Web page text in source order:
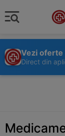
Vezi
Direct din